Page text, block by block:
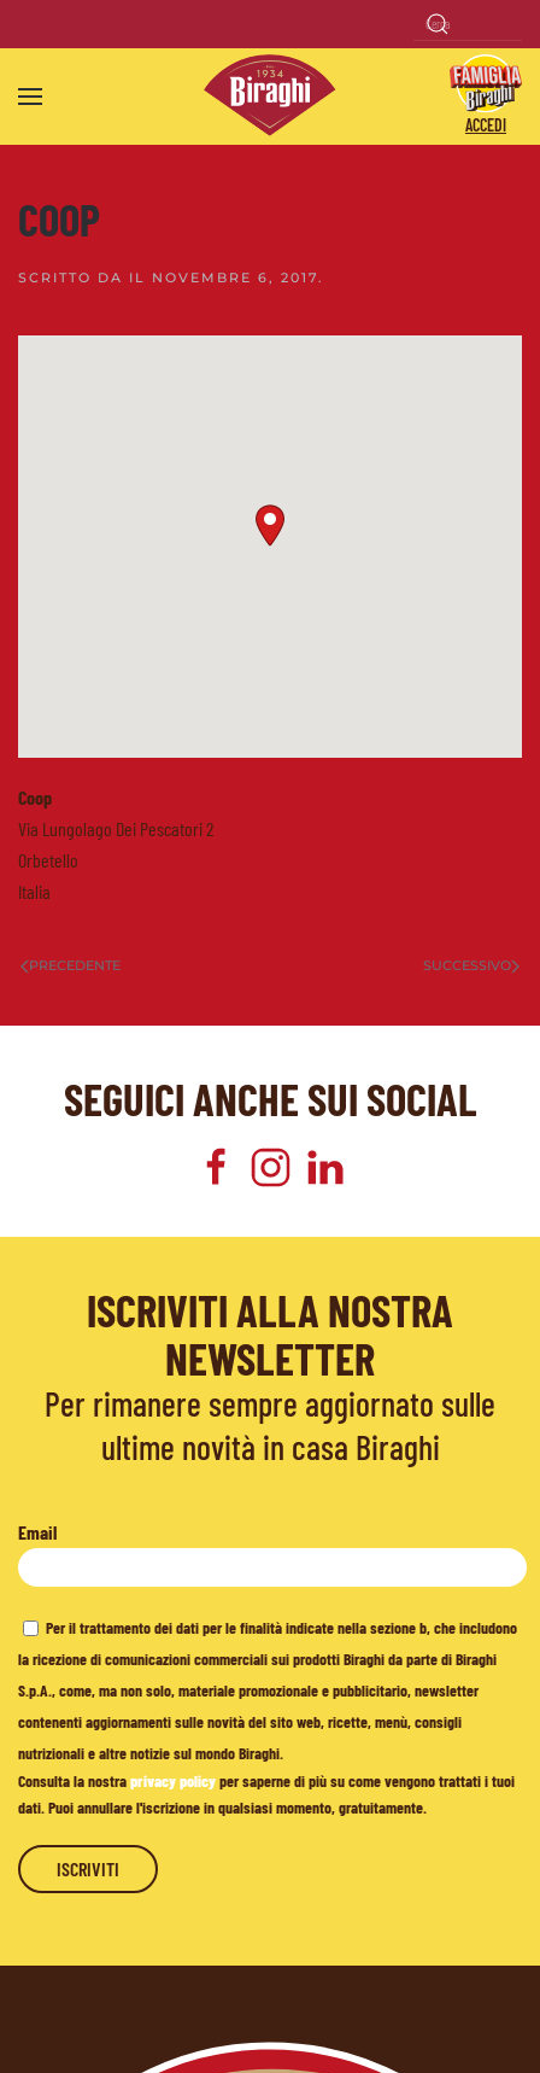
Skip to main content
ACCEDI
COOP
SCRITTO DA IL NOVEMBRE 6, 2017.
Coop
Via Lungolago Dei Pescatori 2
Orbetello
Italia
PRECEDENTE SUCCESSIVO
SEGUICI ANCHE SUI SOCIAL
ISCRIVITI ALLA NOSTRA
NEWSLETTER
Per rimanere sempre aggiornato sulle
ultime novità in casa Biraghi
Email
Per il trattamento dei dati per le finalità indicate nella sezione b, che includono
la ricezione di comunicazioni commerciali sui prodotti Biraghi da parte di Biraghi
S.p.A., come, ma non solo, materiale promozionale e pubblicitario, newsletter
contenenti aggiornamenti sulle novità del sito web, ricette, menù, consigli
nutrizionali e altre notizie sul mondo Biraghi.
Consulta la nostraprivacy policyper saperne di più su come vengono trattati i tuoi
dati. Puoi annullare l'iscrizione in qualsiasi momento, gratuitamente.